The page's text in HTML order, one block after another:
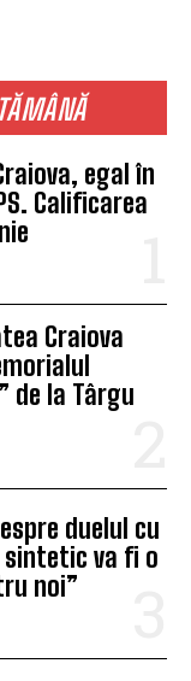
egal în
Calificarea
Craiova
de la Târgu
duelul cu
sintetic va fi o
noi”